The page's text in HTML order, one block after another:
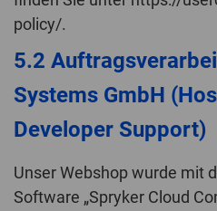
policy/.
5.2
Systems GmbH
Developer Support)
Unser Webshop wurde mit
Software „Spryker Cloud